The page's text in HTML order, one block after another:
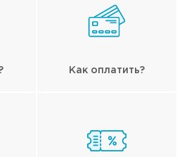
Как оплатить?